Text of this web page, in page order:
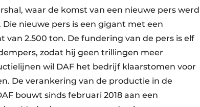
waar de komst van een nieuwe pers werd
nieuwe pers is een gigant met een
2.500 ton. De fundering van de pers is elf
zodat hij geen trillingen meer
wil DAF het bedrijf klaarstomen voor
De verankering van de productie in de
bouwt sinds februari 2018 aan een